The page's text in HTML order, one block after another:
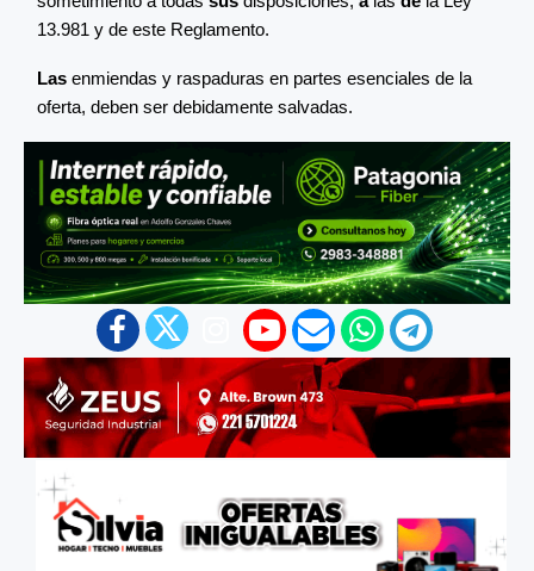
13.981 y de este Reglamento.
Las enmiendas y raspaduras en partes esenciales de la
oferta, deben ser debidamente salvadas.